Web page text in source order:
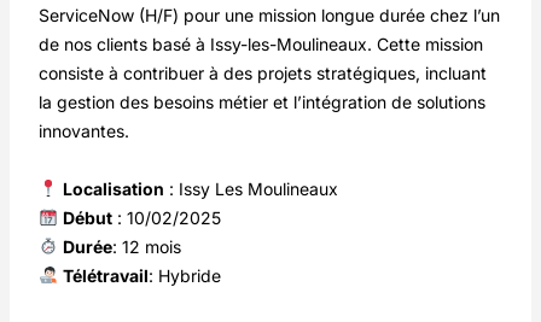
ServiceNow (H/F) pour une mission longue durée chez l’un
de nos clients basé à Issy-les-Moulineaux. Cette mission
consiste à contribuer à des projets stratégiques, incluant
la gestion des besoins métier et l’intégration de solutions
innovantes.
Localisation : Issy Les Moulineaux
Début : 10/02/2025
Durée: 12 mois
Télétravail: Hybride